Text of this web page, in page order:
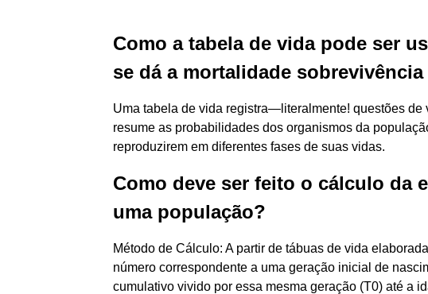
Como a tabela de vida pode ser
se dá a mortalidade
Uma tabela de vida registra—literalmente! questões de
resume as probabilidades dos organismos da
reproduzirem em diferentes fases de suas vidas.
Como deve ser feito o cálculo da
uma população?
Método de Cálculo: A partir de tábuas de vida
número correspondente a uma geração inicial de
cumulativo vivido por essa mesma geração (T0) até a